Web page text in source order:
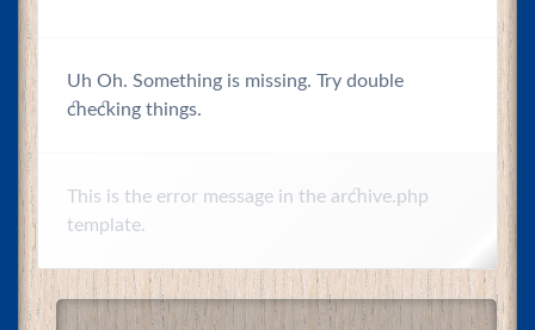
Uh Oh. Something is missing. Try double
checking things.
This is the error message in the archive.php
template.